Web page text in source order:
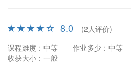
8.0
(2人评价)
课程难度：中等
作业多少：中等
收获大小：一般